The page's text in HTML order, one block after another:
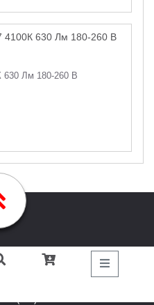
630 Лм 180-260 В
за